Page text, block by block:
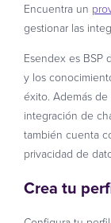
Encuentra un
gestionar las
Esendex es BSP
y los
éxito. Además
integración de
también cuenta
privacidad de
Crea tu